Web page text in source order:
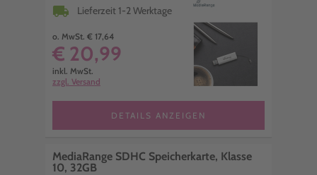
local_shipping Lieferzeit 1-2 Werktage
o. MwSt. € 17,64
€ 20,99
inkl. MwSt.
zzgl. Versand
DETAILS ANZEIGEN
MediaRange SDHC Speicherkarte, Klasse
10, 32GB